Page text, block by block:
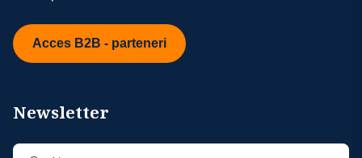
Acces B2B - parteneri
Newsletter